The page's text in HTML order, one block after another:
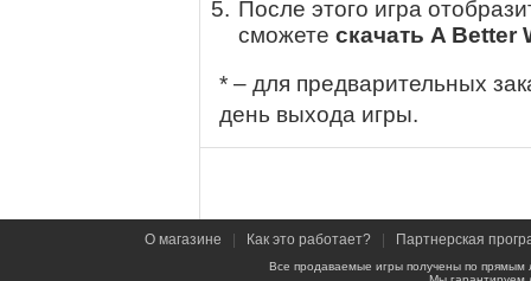
После этого игра
сможете скачать A Better
* – для предварительных
день выхода игры.
О магазине Как это работает? Партнерская
Все продаваемые игры получены по